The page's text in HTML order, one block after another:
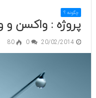
چگونه ؟
پروژه : واکسن و
20/02/2014
0
80